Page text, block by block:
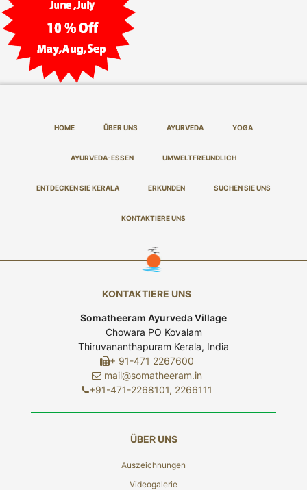
HOME ÜBER UNS AYURVEDA YOGA
AYURVEDA-ESSEN UMWELTFREUNDLICH
ENTDECKEN SIE KERALA ERKUNDEN SUCHEN SIE UNS
KONTAKTIERE UNS
KONTAKTIERE UNS
Somatheeram Ayurveda Village
Chowara PO Kovalam
Thiruvananthapuram Kerala, India
+ 91-471 2267600
mail@somatheeram.in
+91-471-2268101, 2266111
ÜBER UNS
Auszeichnungen
Videogalerie